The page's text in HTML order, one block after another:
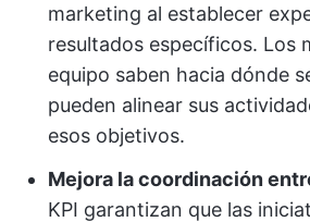
marketing al establecer
resultados específicos. Los
equipo saben hacia dónde
pueden alinear sus
esos objetivos.
Mejora la coordinación
KPI garantizan que las